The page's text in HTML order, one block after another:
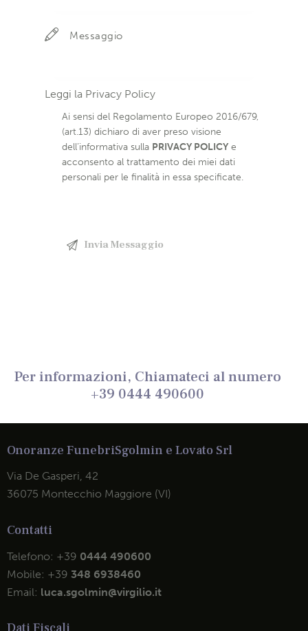
Leggi la Privacy Policy
Ai sensi del Regolamento Europeo 2016/679,
(art.13) dichiaro di aver preso visione
dell’informativa sulla PRIVACY POLICYe
acconsento al trattamento dei miei dati
personali per le finalità in essa specificate.
Per informazioni, Chiamateci al numero
+39 0444 490600
Onoranze FunebriSgolmin e Lovato Srl
Via De Gasperi, 42
36075 Montecchio Maggiore (VI)
Contatti
Telefono: +39 0444 490600
Mobile: +39 348 6938460
Email: luca.sgolmin@virgilio.it